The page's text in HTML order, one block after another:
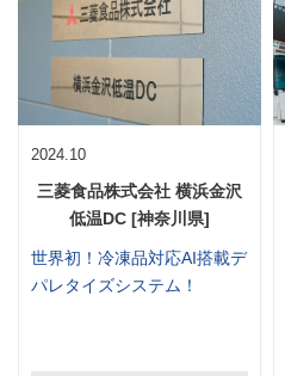
2024.10
三菱食品株式会社 横浜金沢
低温DC [神奈川県]
世界初！冷凍品対応AI搭載デ
パレタイズシステム！